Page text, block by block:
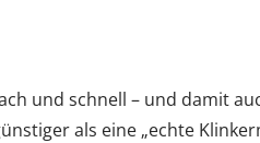
und schnell – und damit
als eine „echte